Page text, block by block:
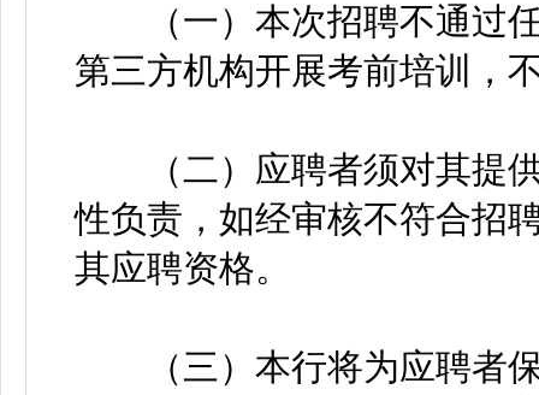
（一）本次招聘不通过任
第三方机构开展考前培训，
（二）应聘者须对其提供
性负责，如经审核不符合招
其应聘资格。
（三）本行将为应聘者保